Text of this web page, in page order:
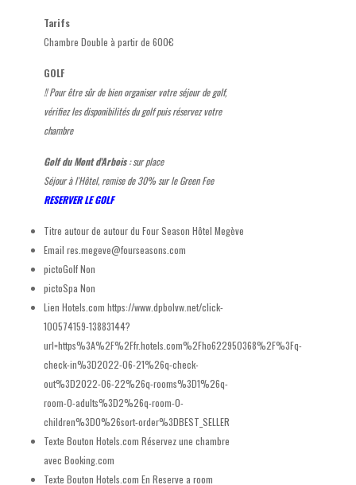
Tarifs
Chambre Double à partir de 600€
GOLF
!! Pour être sûr de bien organiser votre séjour de golf,
vérifiez les disponibilités du golf puis réservez votre
chambre
Golf du Mont d'Arbois: sur place
Séjour à l'Hôtel, remise de 30% sur le Green Fee
RESERVER LE GOLF
Titre autour de autour du Four Season Hôtel Megève
Email res.megeve@fourseasons.com
pictoGolfNon
pictoSpa Non
Lien Hotels.com https://www.dpbolvw.net/click-
100574159-13883144?
url=https%3A%2F%2Ffr.hotels.com%2Fho622950368%2F%3Fq-
check-in%3D2022-06-21%26q-check-
out%3D2022-06-22%26q-rooms%3D1%26q-
room-0-adults%3D2%26q-room-0-
children%3D0%26sort-order%3DBEST_SELLER
Texte Bouton Hotels.com Réservez une chambre
avec Booking.com
Texte Bouton Hotels.com En Reserve a room